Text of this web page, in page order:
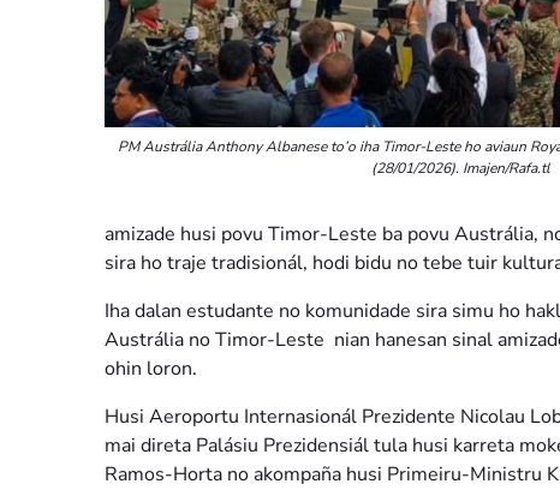
PM Austrália Anthony Albanese to’o iha Timor-Leste ho aviaun
(28/01/2026). Imajen/Rafa.tl
amizade husi povu Timor-Leste ba povu Austrália,
sira ho traje tradisionál, hodi bidu no tebe tuir
Iha dalan estudante no komunidade sira simu ho
Austrália no Timor-Leste nian hanesan sinal
ohin loron.
Husi Aeroportu Internasionál Prezidente Nicolau
mai direta Palásiu Prezidensiál tula husi karreta
Ramos-Horta no akompaña husi Primeiru-Ministru